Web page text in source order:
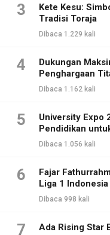
3
Kete Kesu:
Tradisi Toraja
Dibaca 1.229 kali
4
Dukungan
Penghargaan
Dibaca 1.162 kali
5
University Expo
Pendidikan
Dibaca 1.056 kali
6
Fajar
Liga 1 Indonesia
Dibaca 998 kali
7
Ada Rising Star